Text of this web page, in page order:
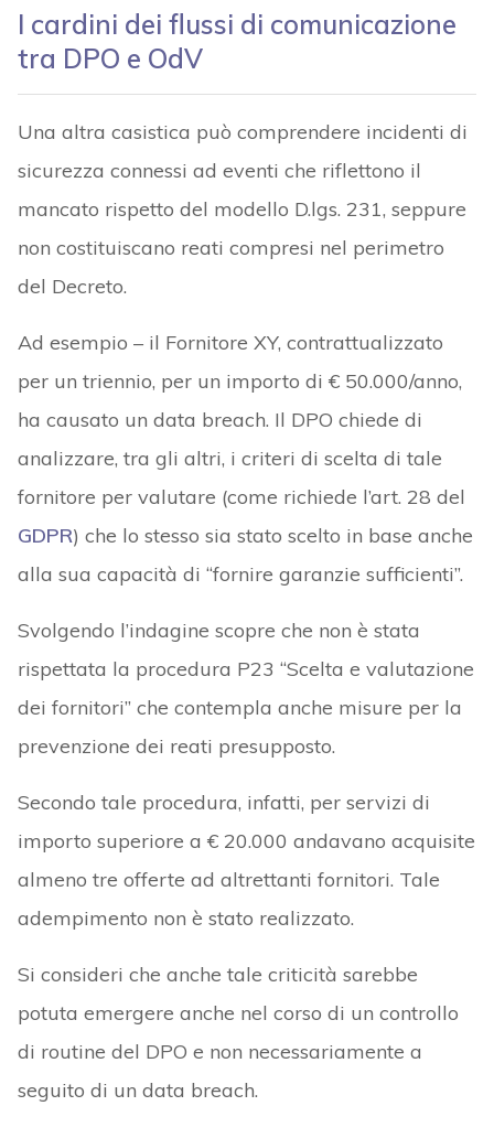
I cardini dei flussi di comunicazione
tra DPO e OdV
Una altra casistica può comprendere incidenti di
sicurezza connessi ad eventi che riflettono il
mancato rispetto del modello D.lgs. 231, seppure
non costituiscano reati compresi nel perimetro
del Decreto.
Ad esempio – il Fornitore XY, contrattualizzato
per un triennio, per un importo di € 50.000/anno,
ha causato un data breach. Il DPO chiede di
analizzare, tra gli altri, i criteri di scelta di tale
fornitore per valutare (come richiede l’art. 28 del
GDPR) che lo stesso sia stato scelto in base anche
alla sua capacità di “fornire garanzie sufficienti”.
Svolgendo l’indagine scopre che non è stata
rispettata la procedura P23 “Scelta e valutazione
dei fornitori” che contempla anche misure per la
prevenzione dei reati presupposto.
Secondo tale procedura, infatti, per servizi di
importo superiore a € 20.000 andavano acquisite
almeno tre offerte ad altrettanti fornitori. Tale
adempimento non è stato realizzato.
Si consideri che anche tale criticità sarebbe
potuta emergere anche nel corso di un controllo
di routine del DPO e non necessariamente a
seguito di un data breach.